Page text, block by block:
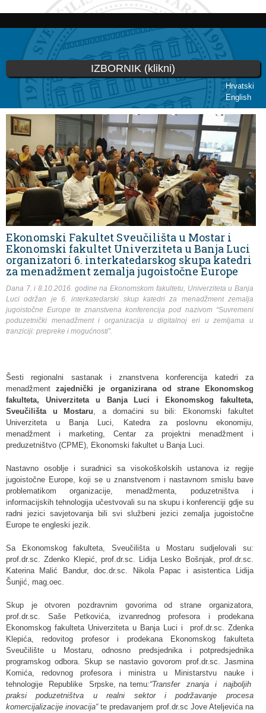
Skoči
glavni
sadržaj
Hrvatski
English
IZBORNIK (klikni)
Vi ste ovdje
Ekonomski Fakultet Sveučilišta u Mostar i
Ekonomski fakultet Univerziteta u Banja Luci
organizatori 6. interkatedarskog skupa katedri
za menadžment zemalja jugoistočne Europe
Dana 7. i 8.10.2016. godine na Ekonomskom fakultetu, Univerziteta u Banja
Luci održan je 6. interkatedarski skup katedri za menadžment zemalja
jugoistočne Europe te znanstvena konferencija pod nazivom “Suvremeni
poduzetnički menadžment i organizacija u digitalnoj eri u zemljama u
tranziciji: prepreke i mogućnosti”.
Šesti regionalni sastanak i znanstvena konferencija katedri za
menadžment zajednički je organizirana od strane Ekonomskog
fakulteta, Univerziteta u Banja Luci i Ekonomskog fakulteta,
Sveučilišta u Mostaru, a domaćini su bili: Ekonomski fakultet
Univerziteta u Banja Luci, Katedra za poslovnu ekonomiju,
menadžment i marketing, Centar za projektni menadžment i
preduzetništvo (CPME), Ekonomski fakultet u Banja Luci.
Nastavno osoblje i suradnici sa visokoškolskih ustanova iz regije
jugoistočne Europe, koji se u znanstvenom i nastavnom smislu bave
problematikom organizacije, menadžmenta, poduzetništva i
informacijskih tehnologija učestvovali su na skupu i konferenciji gdje su
radni jezici savjetovanja bili svi službeni jezici zemalja jugoistočne
Europe te engleski jezik.
Sa Ekonomskog fakulteta, Sveučilišta u Mostaru sudjelovali su:
prof.dr.sc. Zdenko Klepić, prof.dr.sc. Lidija Lesko Bošnjak, prof.dr.sc.
Katerina Malić Bandur, doc.dr.sc. Nikola Papac i asistentica Lidija
Šunjić, mag.oec.
Skup je otvoren pozdravnim govorima od strane organizatora,
prof.dr.sc. Saše Petkovića, izvanrednog profesora i prodekana
Ekonomskog fakulteta Univerziteta u Banja Luci i prof.dr.sc. Zdenka
Klepića, redovitog profesor i prodekana Ekonomskog fakulteta
Sveučilište u Mostaru, odnosno predsjednika i potpredsjednika
programskog odbora. Skup se nastavio govorom prof.dr.sc. Jasmina
Komića, redovnog profesora i ministra u Ministarstvu nauke i
tehnologije Republike Srpske, na temu:“Transfer znanja i najboljih
praksi poduzetništva u realni sektor i podržavanje procesa
komercijalizacije inovacija“te predavanjem prof.dr.sc Jove Ateljevića na